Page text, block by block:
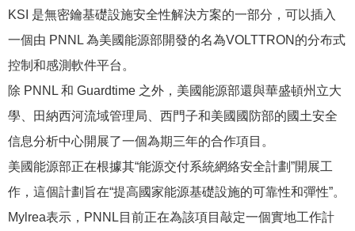
KSI 是無密鑰基礎設施安全性解決方案的一部分，可以插入
一個由 PNNL 為美國能源部開發的名為VOLTTRON的分布式
控制和感測軟件平台。
除 PNNL 和 Guardtime 之外，美國能源部還與華盛頓州立大
學、田納西河流域管理局、西門子和美國國防部的國土安全
信息分析中心開展了一個為期三年的合作項目。
美國能源部正在根據其“能源交付系統網絡安全計劃”開展工
作，這個計劃旨在“提高國家能源基礎設施的可靠性和彈性”。
Mylrea表示，PNNL目前正在為該項目敲定一個實地工作計